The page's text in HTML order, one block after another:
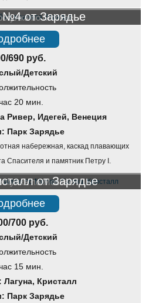
по Москве
№4 от Зарядье
690 руб.
Детский
20 мин.
Ривер, Идегей, Венеция
Парк Зарядье
набережная, каскад плавающих
Спасителя и памятник Петру I.
по Москве
от Зарядье
700 руб.
Детский
15 мин.
Лагуна, Кристалл
Парк Зарядье